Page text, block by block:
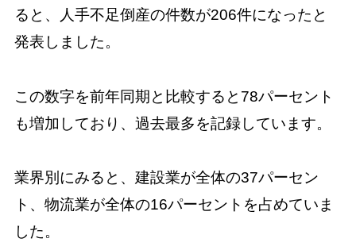
ると、人手不足倒産の件数が206件になったと
発表しました。
この数字を前年同期と比較すると78パーセント
も増加しており、過去最多を記録しています。
業界別にみると、建設業が全体の37パーセン
ト、物流業が全体の16パーセントを占めていま
した。